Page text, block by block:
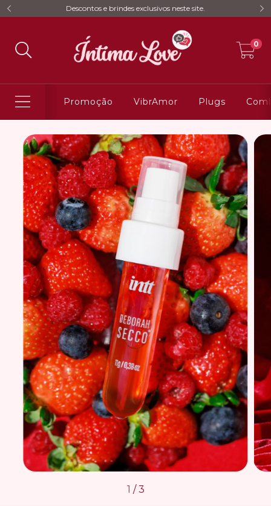
Descontos e brindes exclusivos neste site.
0
Promoção VibrAmor Plugs
1 /3